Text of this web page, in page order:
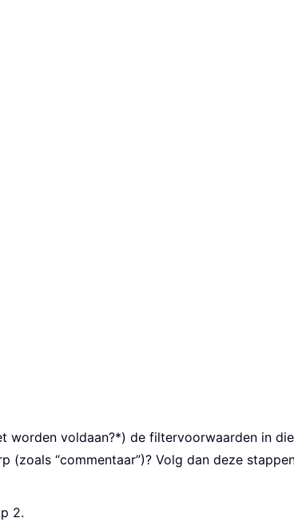
voldaan?*) de filtervoorwaarden in
“commentaar”)? Volg dan deze
2.